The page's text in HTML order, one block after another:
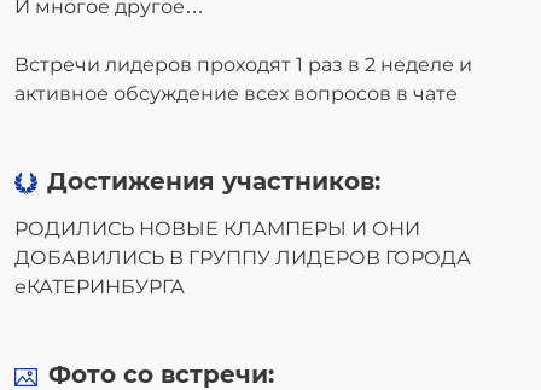
И многое другое…
Встречи лидеров проходят 1 раз в 2 неделе и
активное обсуждение всех вопросов в чате
Достижения участников:
РОДИЛИСЬ НОВЫЕ КЛАМПЕРЫ И ОНИ
ДОБАВИЛИСЬ В ГРУППУ ЛИДЕРОВ ГОРОДА
еКАТЕРИНБУРГА
Фото со встречи: